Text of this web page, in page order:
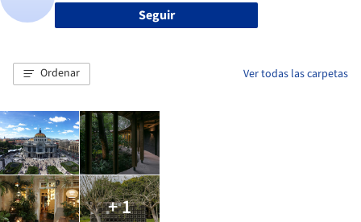
Seguir
Ordenar Ver todas las carpetas
+ 1